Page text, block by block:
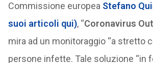
Commissione europea Stefano
suoi articoli qui), “Coronavirus
mira ad un monitoraggio “a stretto
persone infette. Tale soluzione “in